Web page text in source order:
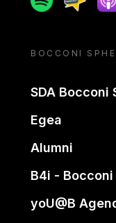
BOCCONI
SDA Bocconi
Egea
Alumni
B4i -
yoU@B